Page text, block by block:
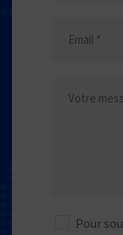
Pour